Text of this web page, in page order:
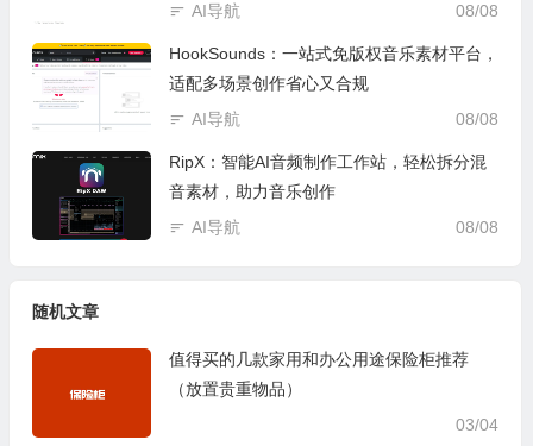
08/08
AI导航
HookSounds：一站式免版权音乐素材平台，
适配多场景创作省心又合规
08/08
AI导航
RipX：智能AI音频制作工作站，轻松拆分混
音素材，助力音乐创作
08/08
AI导航
随机文章
值得买的几款家用和办公用途保险柜推荐
（放置贵重物品）
03/04